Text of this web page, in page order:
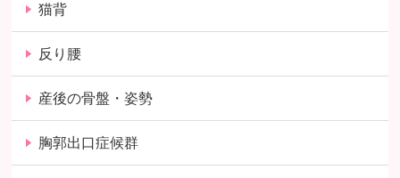
猫背
反り腰
産後の骨盤・姿勢
胸郭出口症候群